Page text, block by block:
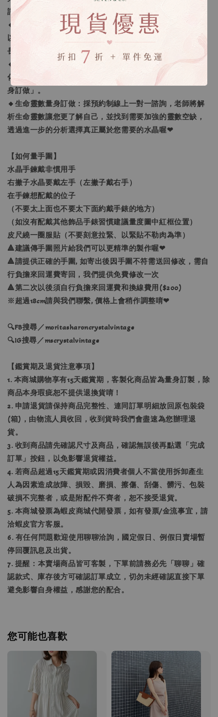
評價回覆，可以接受再下單喔。
🔸手鍊顆數問題：我們會依照每個人的手圍去量身打造，所
以長度不同每一條的水晶數量就會不同，以符合正常的手鍊
長度。
🔸客製化之範圍：我們提供的客製範圍為「手圍尺寸客製
化」及「量身需求的訂做」，還有更進一步的「生命靈數量
身訂做」。
🔸生命靈數量身訂做：採預約制線上一對一諮詢，老師將解
析生命靈數讓您更了解自己，並找到需要加強的靈數空缺，
透過進一步的分析選擇真正屬於您需要的水晶喔❤
【如何量手圍】
水晶手鍊戴非慣用手
右撇子水晶要戴左手（左撇子戴右手）
在手鍊想配戴的位子
（不要太上面也不要太下面約戴手錶的地方）
（如沒有配戴其他飾品手錶習慣建議量度圖中紅框位置）
皮尺繞一圈服貼（不要刻意拉緊、以緊貼不勒肉為準）
🔺建議傳手圍照片給我們可以更精準的製作喔❤
🔺請提供正確的手圍, 如寄出後因手圍不符需送回修改，需自
行負擔來回運費寄回，我們提供免費修改一次
🔺第二次以後須自行負擔來回運費和換線費用($200)
※超過18cm請與我們聯繫, 價格上會稍作調整唷❤
🔍FB搜尋／moritasharoncrystalvintage
🔍IG搜尋／mscrystalvintage
【鑑賞期及退貨注意事項】
1. 本商城購物享有15天鑑賞期，客製化商品皆為量身訂製，除
商品本身瑕疵恕不提供退換貨唷！
2. 申請退貨請保持商品完整性、連同訂單明細放回原包裝袋
(箱)，由物流人員收回，收到貨時我們會盡速為您辦理退
貨。
3. 收到商品請先確認尺寸及商品，確認無誤後再點選「完成
訂單」按鈕，以免影響退貨權益。
4. 若商品超過15天鑑賞期或因消費者個人不當使用拆卸產生
人為因素造成故障、損毀、磨損、擦傷、刮傷、髒污、包裝
破損不完整者，或是附配件不齊者，恕不接受退貨。
5. 本商城發票為蝦皮商城代開發票，如有發票/金流事宜，請
洽蝦皮官方客服。
6. 有任何問題歡迎使用聊聊洽詢，國定假日、例假日賣場暫
停回覆訊息及出貨。
7. 提醒：本賣場商品皆可客製，下單前請務必先「聊聊」確
認款式、庫存後方可確認訂單成立，切勿未經確認直接下單
避免影響自身權益，感謝您的配合。
您可能也喜歡